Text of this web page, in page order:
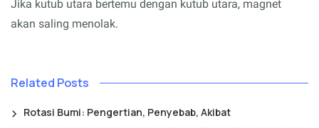
Jika kutub utara bertemu dengan kutub utara, magnet
akan saling menolak.
Related Posts
Rotasi Bumi: Pengertian, Penyebab, Akibat